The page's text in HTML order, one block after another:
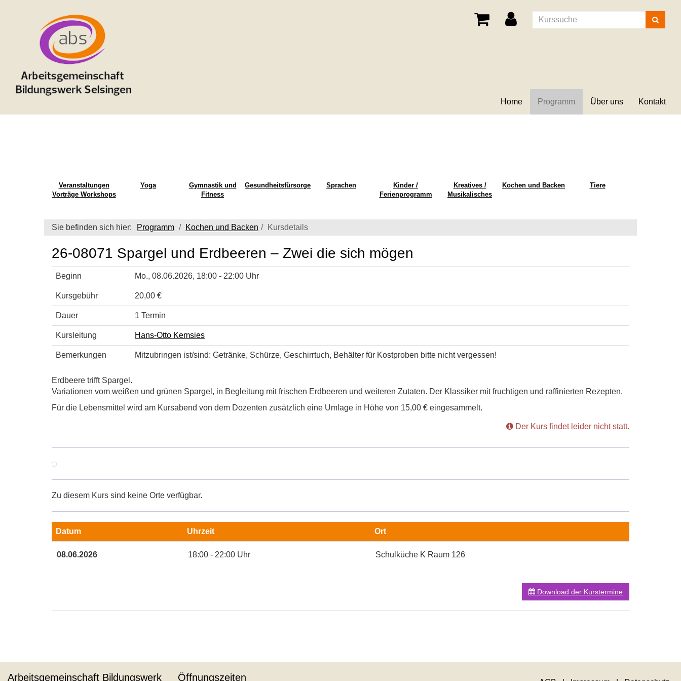
Kurse
suchen
Home Programm Über uns Kontakt
Veranstaltungen
Vorträge Workshops
Yoga
Gymnastik und
Fitness
Gesundheitsfürsorge Sprachen
Kinder /
Ferienprogramm
Kreatives /
Musikalisches
Kochen und Backen Tiere
Sie befinden sich hier: Programm Kochen und Backen Kursdetails
26-08071 Spargel und Erdbeeren – Zwei die sich mögen
Beginn Mo., 08.06.2026, 18:00 - 22:00 Uhr
Kursgebühr 20,00 €
Dauer 1 Termin
Kursleitung Hans-Otto Kemsies
Bemerkungen Mitzubringen ist/sind: Getränke, Schürze, Geschirrtuch, Behälter für Kostproben bitte nicht vergessen!
Erdbeere trifft Spargel.
Variationen vom weißen und grünen Spargel, in Begleitung mit frischen Erdbeeren und weiteren Zutaten. Der Klassiker mit fruchtigen und raffinierten Rezepten.
Für die Lebensmittel wird am Kursabend von dem Dozenten zusätzlich eine Umlage in Höhe von 15,00 € eingesammelt.
Der Kurs findet leider nicht statt.
Zu diesem Kurs sind keine Orte verfügbar.
zum
Datum Uhrzeit Ort
08.06.2026 18:00 - 22:00 Uhr Schulküche K Raum 126
Download der Kurstermine
Arbeitsgemeinschaft Bildungswerk Öffnungszeiten